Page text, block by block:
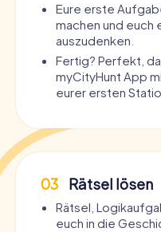
Eure erste
machen und euch
auszudenken.
Fertig? Perfekt,
myCityHunt App
eurer ersten
03 Rätsel lösen
Rätsel,
euch in die